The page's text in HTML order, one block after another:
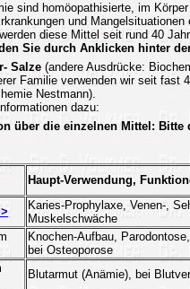
sind homöopathisierte, im
und
diese Mittel seit rund 40
Sie durch Anklicken hinter
Salze (andere Ausdrücke:
Familie verwenden wir seit fast
Nestmann).
dazu:
über die einzelnen Mittel: Bitte
Haupt-Verwendung,
Karies-Prophylaxe, Venen-,
Muskelschwäche
Knochen-Aufbau,
bei Osteoporose
Blutarmut (Anämie), bei